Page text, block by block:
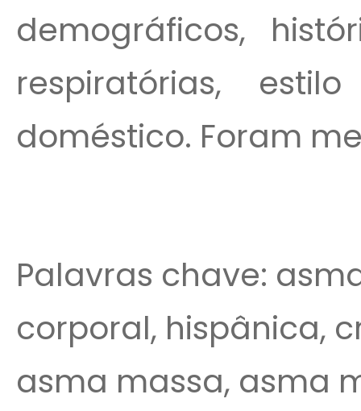
demográficos,
respiratórias,
doméstico. Foram
Palavras chave:
corporal, hispânica,
asma massa, asma